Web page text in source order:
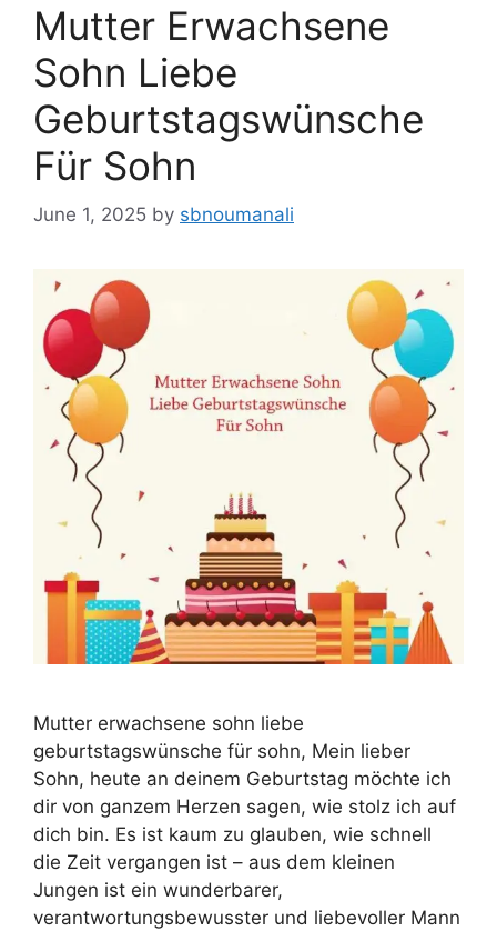
Mutter Erwachsene
Sohn Liebe
Geburtstagswünsche
Für Sohn
June 1, 2025 by sbnoumanali
Mutter erwachsene sohn liebe
geburtstagswünsche für sohn, Mein lieber
Sohn, heute an deinem Geburtstag möchte ich
dir von ganzem Herzen sagen, wie stolz ich auf
dich bin. Es ist kaum zu glauben, wie schnell
die Zeit vergangen ist – aus dem kleinen
Jungen ist ein wunderbarer,
verantwortungsbewusster und liebevoller Mann